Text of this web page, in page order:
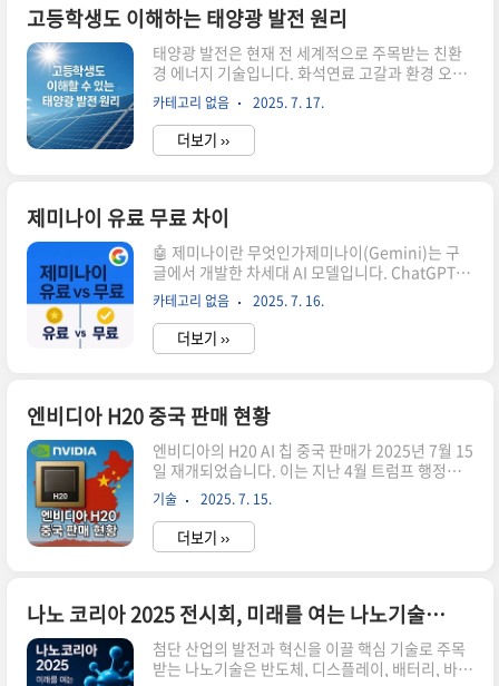
삼성전자삼성전자는 HBM을 최초로 개발한 회사
로, 엔비디아가 처음 사용한 HBM 제품 역시 삼성
전자의 것이었습니다. 이러한 기술적 우위에도 불
구하고, 삼성전자는 HBM 시장 대응에서 경쟁사에
뒤처지게 되었습니다.시장 대응 지연과 투자 축소
의 결과삼성전자의 엔비디아 HBM3E 납품이 어려
워진 주된 배경은 HBM 시장 대응이 ..
고등학생도 이해하는 태양광 발전 원리
태양광 발전은 현재 전 세계적으로 주목받는 친환
경 에너지 기술입니다. 화석연료 고갈과 환경 오염
문제가 심각해지면서, 태양의 무한한 에너지를 활
용하는 태양광 발전 기술의 중요성이 더욱 커지고
있습니다. 특히 우리나라에서는 친환경 발전 산업
에 대한 투자와 연구가 활발히 진행되고 있어, 미래
념태양광 발전은 태양의 빛에너지를 변환시켜 전기
를 생산하는 발전기술입니다. 햇빛을 받으면 광전
효과에 의해 전기를 발생하는 태양전지를 이용한
발전방식으로, 태양열 발전과는 구별됩니다. 태양
열 발전이 태양의 열을 이용하여 물을 끓여 증기를
만들고 터빈을 돌려 전기를 생산하는 반면, 태양광
발전은 빛 자체를 직접 전기로 변환하는 기술..
카테고리 없음 2025. 7. 17.
더보기 ››
제미나이 유료 무료 차이
🤖 제미나이란 무엇인가제미나이(Gemini)는 구
글에서 개발한 차세대 AI 모델입니다. ChatGPT와
같은 대화형 AI 서비스로, 텍스트 생성, 번역, 코딩,
이미지 분석 등 다양한 기능을 제공합니다. 구글은
제미나이를 무료 버전과 유료 버전으로 나누어 서
비스하고 있으며, 각각 다른 AI 모델과 기능을 제공
모델은 일상적인 질문에 빠르게 답변하도록 최적화
되어 있습니다.주요 기능일반적인 AI 챗봇 기능 제
공기본적인 텍스트 생성 및 요약구글 검색을 통한
정보 제공기본적인 번역 및 코딩 지원텍스트 및 기
본 이미지 처리토큰 제한무료 버전은 최대 32,000
개의 토큰을 사용할 수 있습니다. 이는 일반적..
카테고리 없음 2025. 7. 16.
더보기 ››
엔비디아 H20 중국 판매 현황
엔비디아의 H20 AI 칩 중국 판매가 2025년 7월 15
일 재개되었습니다. 이는 지난 4월 트럼프 행정부
의 수출 제한 조치로 중단되었던 판매가 약 3개월
만에 재개되는 것으로, 글로벌 AI 칩 시장에 큰 변화
를 가져오고 있습니다.📈 H20 칩 판매 중단과 재개
배경수출 제한 조치의 배경2025년 4월: 트럼프 행
150억 달러의 매출 손실을 기록중국 시장 중요성:
중국은 세계 AI 투자의 핵심 시장으로 올해 48% 성
장하여 980억 달러 규모로 예상판매 재개 결정 요
인트럼프 행정부는 다음과 같은 이유로 H20 칩 판
기술 2025. 7. 15.
더보기 ››
나노 코리아 2025 전시회, 미래를 여는 나노기술의 장
첨단 산업의 발전과 혁신을 이끌 핵심 기술로 주목
받는 나노기술은 반도체, 디스플레이, 배터리, 바이